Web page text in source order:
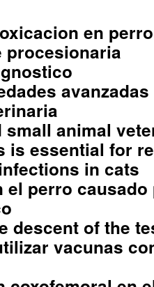
en
procesionaria
small animal
is essential for
in cats
el perro
descent of the
vacunas